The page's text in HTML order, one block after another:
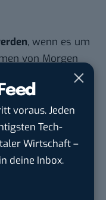
voraus. Jeden
Tech-
Wirtschaft –
deine Inbox.
, wenn es um
von Morgen
jeden
mit den
sichern sich
du dich